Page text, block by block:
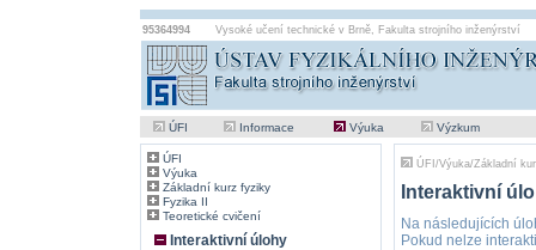
95364994 Vysoké učení technické v Brně, Fakulta strojního inženýrství
ÚFI Informace Výuka Výzkum
ÚFI
Výuka
Základní kurz fyziky
Fyzika II
Teoretické cvičení
Interaktivní úlohy
ÚFI /Výuka/Základní
Interaktivní
Na následujících
Pokud nelze